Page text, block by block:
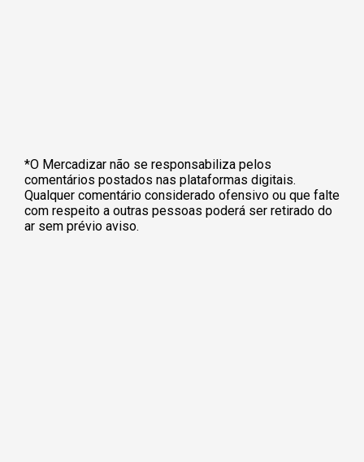
*O Mercadizar não se responsabiliza pelos
comentários postados nas plataformas digitais.
Qualquer comentário considerado ofensivo ou que falte
com respeito a outras pessoas poderá ser retirado do
ar sem prévio aviso.